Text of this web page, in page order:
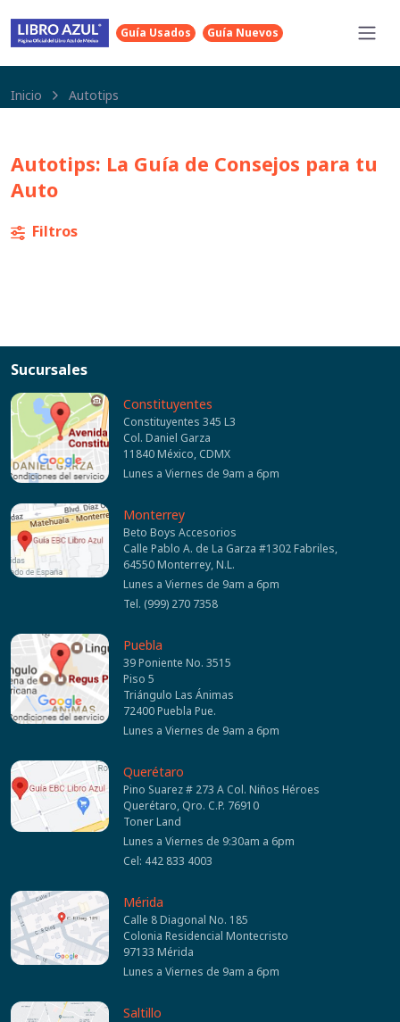
Guía Usados Guía Nuevos
Inicio Autotips
Autotips: La Guía de Consejos para tu
Auto
Filtros
Sucursales
Constituyentes
Constituyentes 345 L3
Col. Daniel Garza
11840 México, CDMX
Lunes a Viernes de 9am a 6pm
Monterrey
Beto Boys Accesorios
Calle Pablo A. de La Garza #1302 Fabriles,
64550 Monterrey, N.L.
Lunes a Viernes de 9am a 6pm
Tel. (999) 270 7358
Puebla
39 Poniente No. 3515
Piso 5
Triángulo Las Ánimas
72400 Puebla Pue.
Lunes a Viernes de 9am a 6pm
Querétaro
Pino Suarez # 273 A Col. Niños Héroes
Querétaro, Qro. C.P. 76910
Toner Land
Lunes a Viernes de 9:30am a 6pm
Cel: 442 833 4003
Mérida
Calle 8 Diagonal No. 185
Colonia Residencial Montecristo
97133 Mérida
Lunes a Viernes de 9am a 6pm
Saltillo